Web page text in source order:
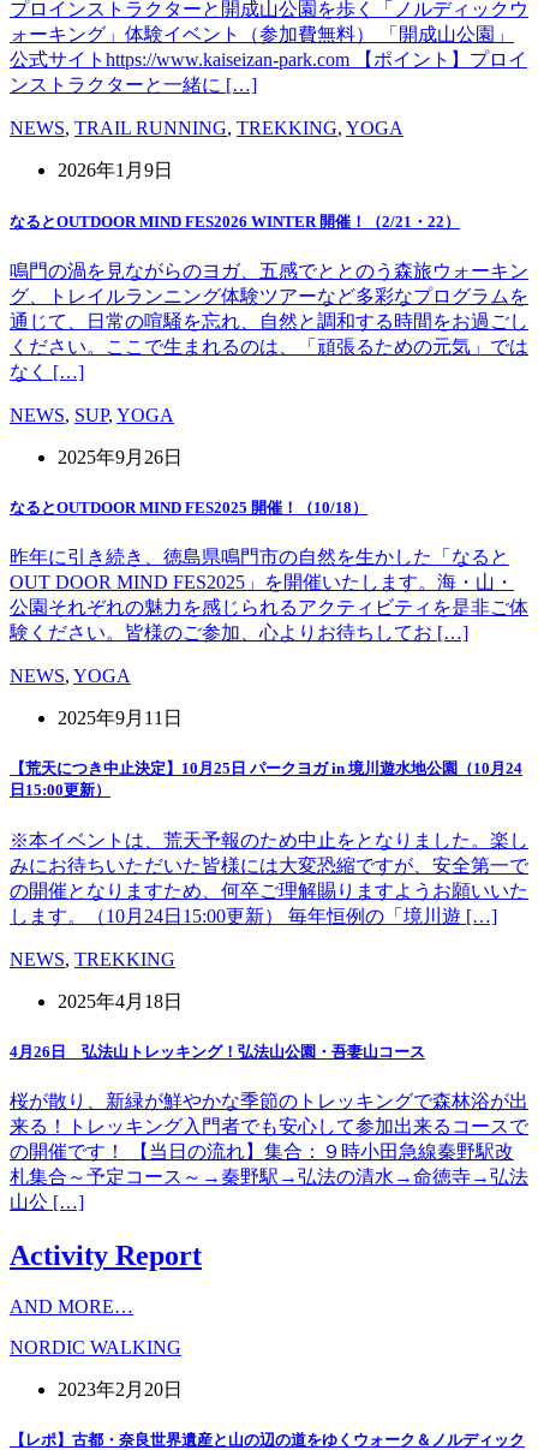
プロインストラクターと開成山公園を歩く「ノルディックウ
ォーキング」体験イベント（参加費無料） 「開成山公園」
公式サイトhttps://www.kaiseizan-park.com 【ポイント】プロイ
ンストラクターと一緒に […]
NEWS, TRAIL RUNNING, TREKKING, YOGA
2026年1月9日
なるとOUTDOOR MIND FES2026 WINTER 開催！（2/21・22）
鳴門の渦を見ながらのヨガ、五感でととのう森旅ウォーキン
グ、トレイルランニング体験ツアーなど多彩なプログラムを
通じて、日常の喧騒を忘れ、自然と調和する時間をお過ごし
ください。ここで生まれるのは、「頑張るための元気」では
なく […]
NEWS, SUP, YOGA
2025年9月26日
なるとOUTDOOR MIND FES2025 開催！（10/18）
昨年に引き続き、徳島県鳴門市の自然を生かした「なると
OUT DOOR MIND FES2025」を開催いたします。海・山・
公園それぞれの魅力を感じられるアクティビティを是非ご体
験ください。皆様のご参加、心よりお待ちしてお […]
NEWS, YOGA
2025年9月11日
【荒天につき中止決定】10月25日 パークヨガ in 境川遊水地公園（10月24
日15:00更新）
※本イベントは、荒天予報のため中止をとなりました。楽し
みにお待ちいただいた皆様には大変恐縮ですが、安全第一で
の開催となりますため、何卒ご理解賜りますようお願いいた
します。（10月24日15:00更新） 毎年恒例の「境川遊 […]
NEWS, TREKKING
2025年4月18日
4月26日 弘法山トレッキング！弘法山公園・吾妻山コース
桜が散り、新緑が鮮やかな季節のトレッキングで森林浴が出
来る！トレッキング入門者でも安心して参加出来るコースで
の開催です！ 【当日の流れ】集合：９時小田急線秦野駅改
札集合～予定コース～→秦野駅→弘法の清水→命徳寺→弘法
山公 […]
Activity Report
AND MORE…
NORDIC WALKING
2023年2月20日
【レポ】古都・奈良世界遺産と山の辺の道をゆくウォーク＆ノルディック